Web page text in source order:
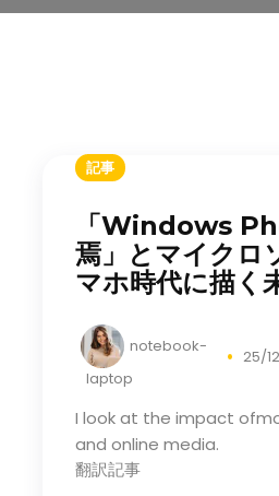
記事
「Windows
焉」とマイクロ
マホ時代に描く
notebook-
laptop
25/
I look at the impact
and online media.
翻訳記事